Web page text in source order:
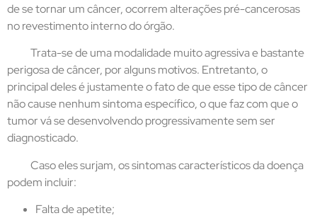
de se tornar um câncer, ocorrem alterações pré-cancerosas
no revestimento interno do órgão.
Trata-se de uma modalidade muito agressiva e bastante
perigosa de câncer, por alguns motivos. Entretanto, o
principal deles é justamente o fato de que esse tipo de câncer
não cause nenhum sintoma específico, o que faz com que o
tumor vá se desenvolvendo progressivamente sem ser
diagnosticado.
Caso eles surjam, os sintomas característicos da doença
podem incluir:
Falta de apetite;